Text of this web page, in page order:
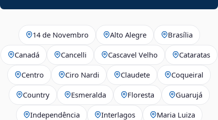
14 de Novembro Alto Alegre Brasília
Canadá Cancelli Cascavel Velho Cataratas
Centro Ciro Nardi Claudete Coqueiral
Country Esmeralda Floresta Guarujá
Independência Interlagos Maria Luiza